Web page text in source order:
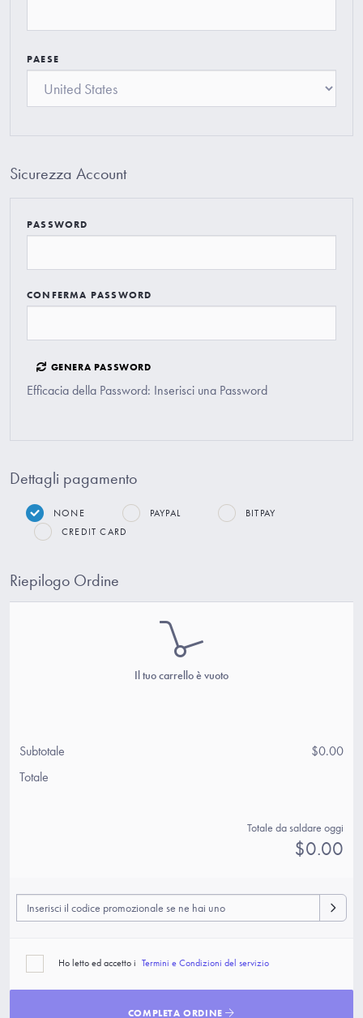
PAESE
Sicurezza Account
PASSWORD
CONFERMA PASSWORD
GENERA PASSWORD
Efficacia della Password: Inserisci una Password
Dettagli pagamento
NONE PAYPAL
BITPAY
CREDIT CARD
Riepilogo Ordine
Il tuo carrello è vuoto
Subtotale
$0.00
Totale
Totale da saldare oggi
$0.00
Ho letto ed accetto i Termini e Condizioni del servizio
COMPLETA ORDINE